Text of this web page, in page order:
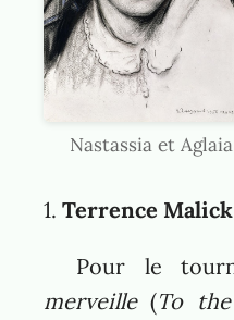
Nastassia et
1. Terrence Malick
Pour le
merveille(To